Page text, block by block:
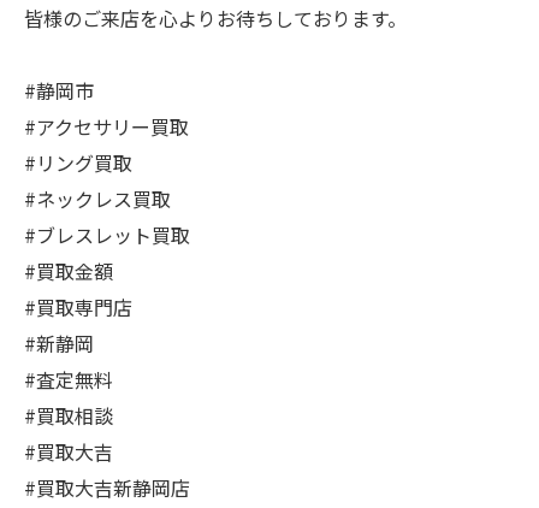
皆様のご来店を心よりお待ちしております。
#静岡市
#アクセサリー買取
#リング買取
#ネックレス買取
#ブレスレット買取
#買取金額
#買取専門店
#新静岡
#査定無料
#買取相談
#買取大吉
#買取大吉新静岡店